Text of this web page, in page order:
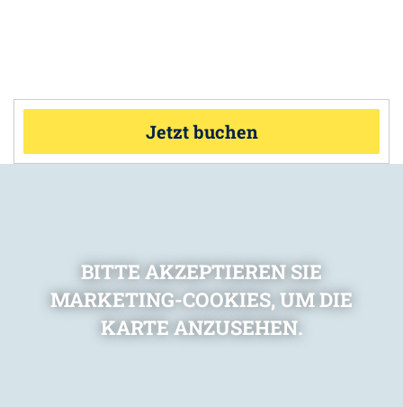
Jetzt buchen
BITTE AKZEPTIEREN SIE
MARKETING-COOKIES, UM DIE
KARTE ANZUSEHEN.